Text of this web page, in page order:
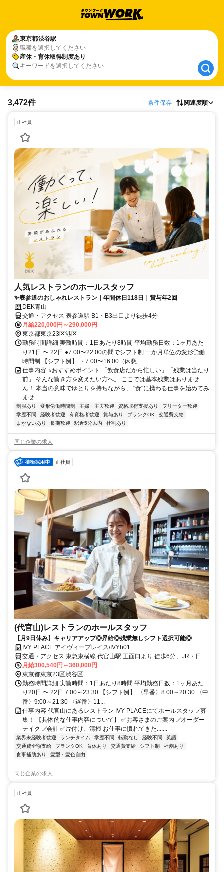
東京都渋谷駅
職種を選択してください
産休・育休取得制度あり
キーワードを選択してください
東京都渋谷駅
産休・育休取得制度あり
3,472件 条件保存 関連度順
正社員
人気レストランのホールスタッフ
✨表参道のおしゃれレストラン｜年間休日118日｜賞与年2回
DEK青山
交通・アクセス 表参道駅 B1・B3出口より徒歩4分
月給220,000円～290,000円
東京都東京23区港区
勤務時間詳細 実働時間：1日あたり8時間 平均勤務日数：1ヶ月あた
り21日 〜 22日 ●7:00〜22:00の間でシフト制 一か月単位の変形労働
時間制 【シフト例】 ・7:00〜16:00（休憩...
仕事内容 ⭐おすすめポイント 「飲食店だから忙しい」「残業は当たり
前」 そんな働き方を変えたい方へ。 ここでは基本残業はありませ
ん！ 本当の意味でゆとりを持ちながら、 "食"に携わる仕事を始めてみ
ませ...
制服あり 変形労働時間制 主婦・主夫歓迎 資格取得支援あり
フリーター歓迎
学歴不問
経験者歓迎 有資格者歓迎 賞与あり ブランクOK
交通費支給
まかないあり
長期歓迎 駅近5分以内 社割あり
同じ企業の求人
正社員
(代官山)レストランのホールスタッフ
【月9日休み】キャリアアップ◎昇給◎残業無しシフト選択可能◎
IVY PLACE アイヴィープレイス/IVYh01
交通・アクセス 東急東横線 代官山駅 正面口より 徒歩6分、JR・日比
谷線 恵比寿駅より 徒歩15分
月給300,540円～360,000円
東京都東京23区渋谷区
勤務時間詳細 実働時間：1日あたり8時間 平均勤務日数：1ヶ月あた
り20日 〜 22日 7:00～23:30 【シフト例】 〈早番〉8:00～20:30 〈中
番〉9:00～21:30 〈遅番〉11...
仕事内容 代官山にあるレストラン IVY PLACEにてホールスタッフ募
集！ 【具体的な仕事内容について】 ✅お客さまのご案内 ✅オーダー
テイク ✅会計 ✅片付け、清掃 お仕事に慣れてきた.......
業界未経験者歓迎 ランチタイム 学歴不問 転勤なし 経験不問
英語
交通費全額支給
ブランクOK 育休あり 交通費支給 シフト制
社割あり
食事補助あり
髪型・髪色自由
同じ企業の求人
正社員